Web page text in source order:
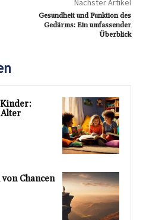
Nächster Artikel
Gesundheit und Funktion des
Gedärms: Ein umfassender
Überblick
Chancen